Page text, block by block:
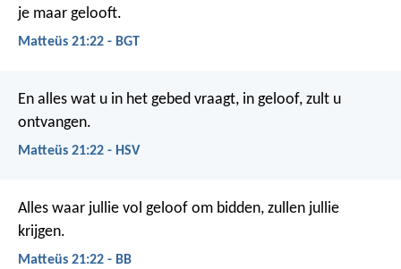
je maar gelooft.
Matteüs 21:22 - BGT
En alles wat u in het gebed vraagt, in geloof, zult u
ontvangen.
Matteüs 21:22 - HSV
Alles waar jullie vol geloof om bidden, zullen jullie
krijgen.
Matteüs 21:22 - BB